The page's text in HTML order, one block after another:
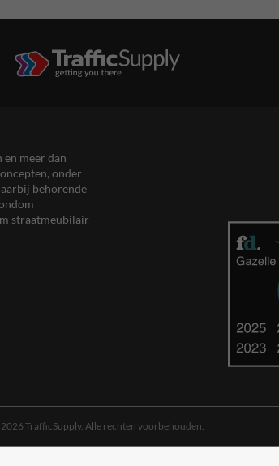
meer dan
onder
behorende
straatmeubilair
TrafficSupply. Alle rechten voorbehouden.